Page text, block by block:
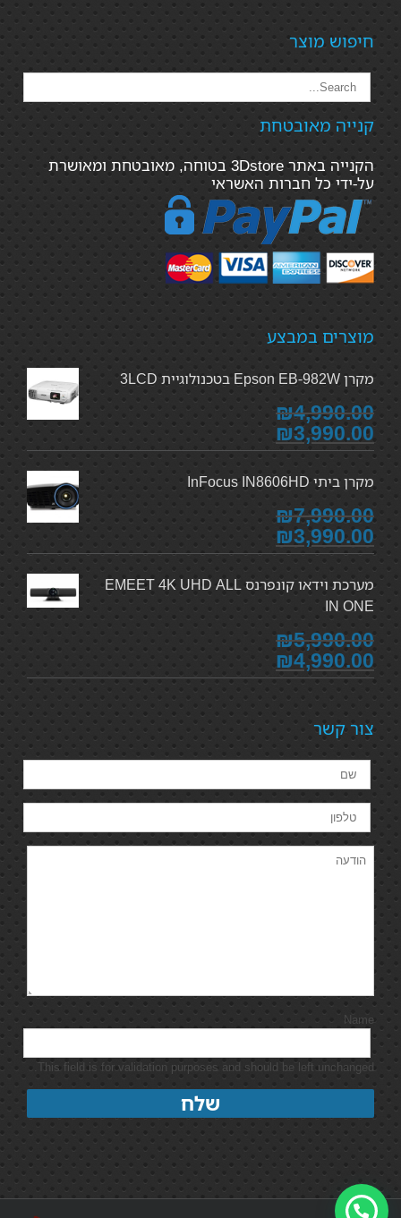
חיפוש מוצר
קנייה מאובטחת
הקנייה באתר 3Dstore בטוחה, מאובטחת ומאושרת
על-ידי כל חברות האשראי
מוצרים במבצע
מקרן Epson EB-982W בטכנולוגיית 3LCD
₪4,990.00
₪3,990.00
מקרן ביתי InFocus IN8606HD
₪7,990.00
₪3,990.00
מערכת וידאו קונפרנס EMEET 4K UHD ALL
IN ONE
₪5,990.00
₪4,990.00
צור קשר
Name
This field is for validation purposes and should be left unchanged.